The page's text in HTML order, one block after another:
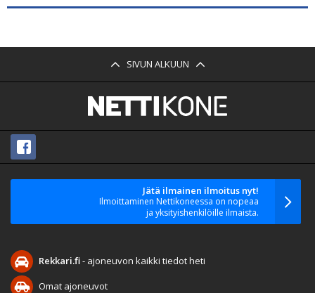
SIVUN ALKUUN
Jätä ilmainen ilmoitus nyt!
Ilmoittaminen Nettikoneessa on nopeaa
ja yksityishenkilöille ilmaista.
Rekkari.fi- ajoneuvon kaikki tiedot heti
Omat ajoneuvot